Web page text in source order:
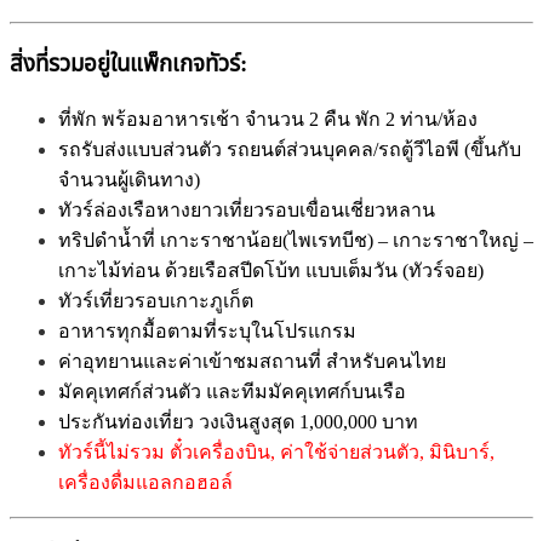
สิ่งที่รวมอยู่ในแพ็กเกจทัวร์:
ที่พัก พร้อมอาหารเช้า จำนวน 2 คืน พัก 2 ท่าน/ห้อง
รถรับส่งแบบส่วนตัว รถยนต์ส่วนบุคคล/รถตู้วีไอพี (ขึ้นกับ
จำนวนผู้เดินทาง)
ทัวร์ล่องเรือหางยาวเที่ยวรอบเขื่อนเชี่ยวหลาน
ทริปดำน้ำที่ เกาะราชาน้อย(ไพเรทบีช) – เกาะราชาใหญ่ –
เกาะไม้ท่อน ด้วยเรือสปีดโบ้ท แบบเต็มวัน (ทัวร์จอย)
ทัวร์เที่ยวรอบเกาะภูเก็ต
อาหารทุกมื้อตามที่ระบุในโปรแกรม
ค่าอุทยานและค่าเข้าชมสถานที่ สำหรับคนไทย
มัคคุเทศก์ส่วนตัว และทีมมัคคุเทศก์บนเรือ
ประกันท่องเที่ยว วงเงินสูงสุด 1,000,000 บาท
ทัวร์นี้ไม่รวม ตั๋วเครื่องบิน, ค่าใช้จ่ายส่วนตัว, มินิบาร์,
เครื่องดื่มแอลกอฮอล์